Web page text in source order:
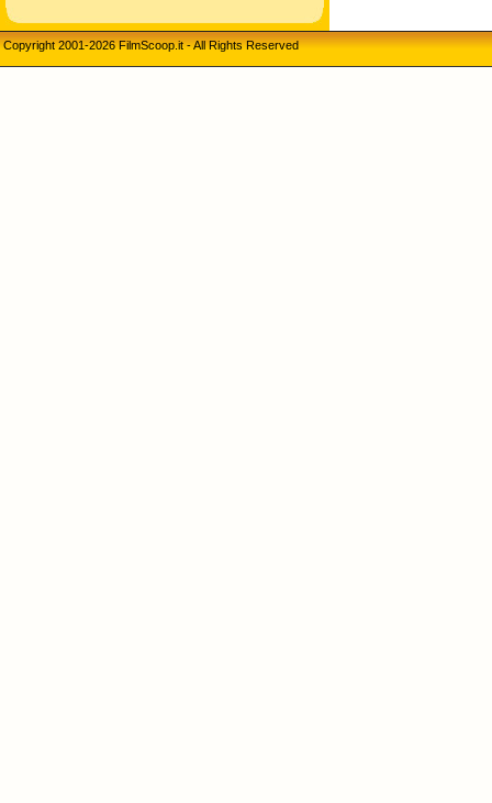
Copyright 2001-2026 FilmScoop.it - All Rights Reserved